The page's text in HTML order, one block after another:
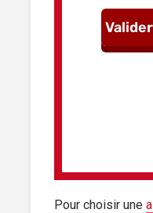
Pour choisir une